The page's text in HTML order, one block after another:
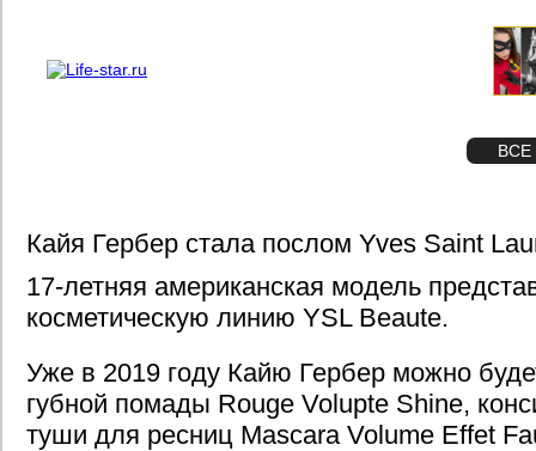
ВСЕ
Кайя Гербер стала послом Yves Saint
17-летняя американская модель
косметическую линию YSL Beaute.
Уже в 2019 году Кайю Гербер можно
губной помады Rouge Volupte Shine,
туши для ресниц Mascara Volume Effet